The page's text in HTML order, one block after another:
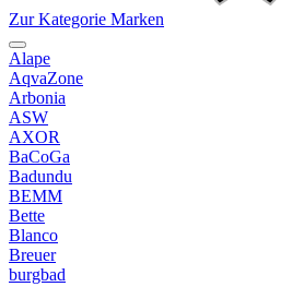
Zur Kategorie Marken
Alape
AqvaZone
Arbonia
ASW
AXOR
BaCoGa
Badundu
BEMM
Bette
Blanco
Breuer
burgbad